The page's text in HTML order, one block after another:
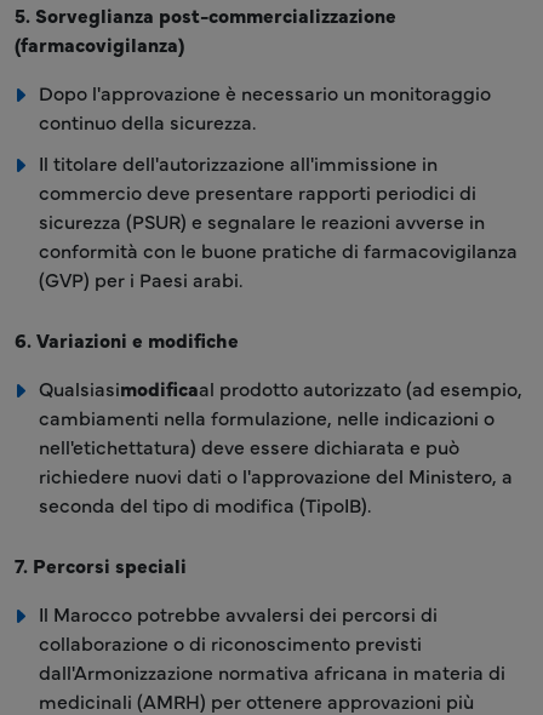
5. Sorveglianza post-commercializzazione
(farmacovigilanza)
Dopo l'approvazione è necessario un monitoraggio
continuo della sicurezza.
Il titolare dell'autorizzazione all'immissione in
commercio deve presentare rapporti periodici di
sicurezza (PSUR) e segnalare le reazioni avverse in
conformità con le buone pratiche di farmacovigilanza
(GVP) per i Paesi arabi.
6. Variazioni e modifiche
Qualsiasimodificaal prodotto autorizzato (ad esempio,
cambiamenti nella formulazione, nelle indicazioni o
nell'etichettatura) deve essere dichiarata e può
richiedere nuovi dati o l'approvazione del Ministero, a
seconda del tipo di modifica (TipoIB).
7. Percorsi speciali
Il Marocco potrebbe avvalersi dei percorsi di
collaborazione o di riconoscimento previsti
dall'Armonizzazione normativa africana in materia di
medicinali (AMRH) per ottenere approvazioni più